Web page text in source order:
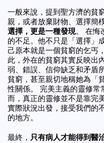
一般來說，提到聖方濟的貧
親，或者放棄財物、選擇簡
選擇，更是一種發現。 在悔
的不足。他不只是「選擇」
己原本就是一個貧窮的乞丐
此，外在的貧窮其實反映
弱、錯誤、信仰缺乏和矛盾
貧窮，甚至親切地稱她為「
性關係。 完美主義的靈修常
而，真正的靈修並不是靠完
實際狀況出發，接受我們的
的地方。
最終， 只有病人才能得到醫